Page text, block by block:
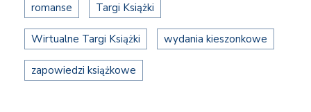
romanse Targi Książki
Wirtualne Targi Książki wydania kieszonkowe
zapowiedzi książkowe